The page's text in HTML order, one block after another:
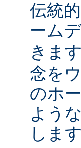
伝統
ーム
きます
念を
のホ
よう
します